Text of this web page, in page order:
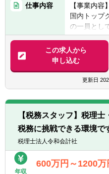
■事業会社
の方
■金融機関
のご経験を
■再生可能
ちの方
【歓迎経験
【求める人
■柔軟な対
■周囲との
■新しい業
仕事内容
【事業内容】
国内トップ
の一員とし
ジメントサ
エネルギー
頼も増加傾
います。基
整っており
今後のさら
える事務ス
た。
【業務内容
太陽光発電
る業務全般
や資金管理
この求人から
申し込む
更新日
【税務スタッフ】税理
税務に挑戦できる環境で
税理士法人令和会計社
年収
600万円～1200万